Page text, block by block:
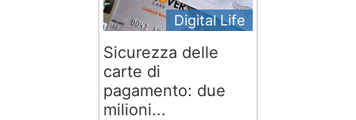
Digital Life
Sicurezza delle
carte di
pagamento: due
milioni...